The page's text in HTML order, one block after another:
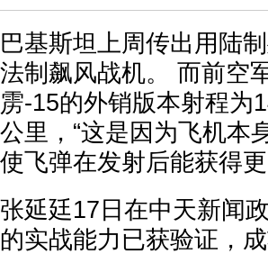
巴基斯坦上周传出用陆
法制飙风战机。 而前空
雳-15的外销版本射程为
公里，“这是因为飞机本
使飞弹在发射后能获得
张延廷17日在中天新闻
的实战能力已获验证，